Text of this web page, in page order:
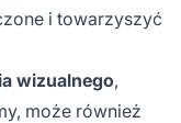
i towarzyszyć
wizualnego,
może również